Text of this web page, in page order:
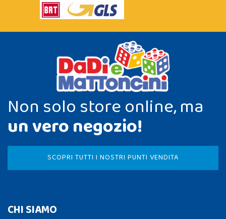
Non solo store online, ma
un vero negozio!
SCOPRI TUTTI I NOSTRI PUNTI VENDITA
CHI SIAMO